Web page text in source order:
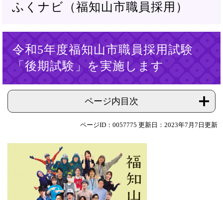
へ
ふくナビ（福知山市職員採用）
令和5年度福知山市職員採用試験
「後期試験」を実施します
ページ内目次
ページID：0057775 更新日：2023年7月7日更新